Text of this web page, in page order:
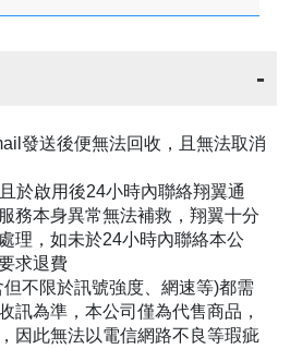
發送後便無法回收，且無法取消
於啟用後24小時內聯絡翔翼通
務本身異常無法補救，翔翼十分
理，如未於24小時內聯絡本公
求退費
不限於訊號強度、網速等)都需
訊為準，本公司僅為代售商品，
因此無法以電信網路不良等瑕疵